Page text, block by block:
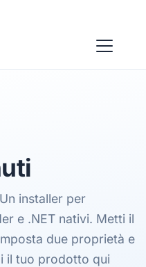
installer per
e .NET nativi. Metti il
due proprietà e
il tuo prodotto qui